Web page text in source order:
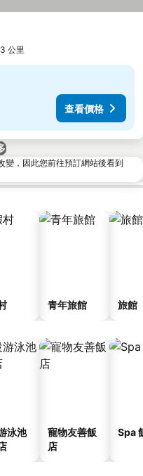
公里
查看價格
變，因此您前往預訂網站後看到
青年旅館 旅館
泳池
寵物友善飯
店
Spa